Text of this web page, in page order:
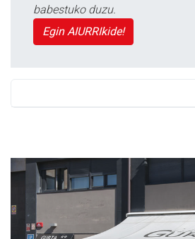
babestuko duzu.
Egin AIURRIkide!